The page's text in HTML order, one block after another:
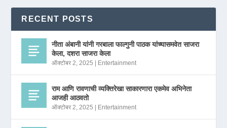
RECENT POSTS
नीता अंबानी यांनी गरबाला फाल्गुनी पाठक यांच्यासमवेत साजरा
केला, दशरा साजरा केला
ऑक्टोबर 2, 2025 | Entertainment
राम आणि रावणाची व्यक्तिरेखा साकारणारा एकमेव अभिनेता
आजही आठवतो
ऑक्टोबर 2, 2025 | Entertainment